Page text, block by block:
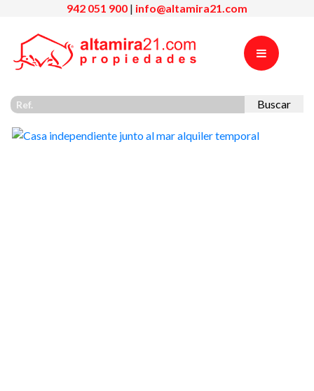
942 051 900 | info@altamira21.com
Buscar